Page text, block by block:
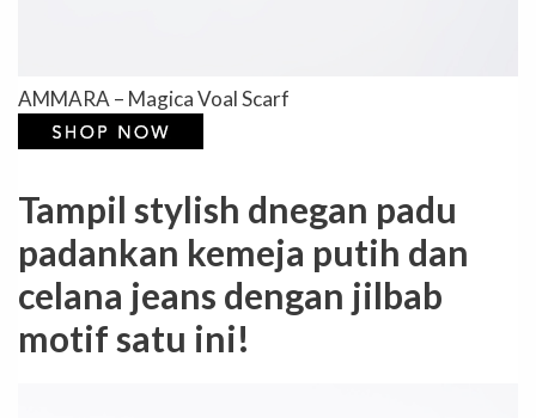
AMMARA – Magica Voal Scarf
Tampil stylish dnegan padu
padankan kemeja putih dan
celana jeans dengan jilbab
motif satu ini!